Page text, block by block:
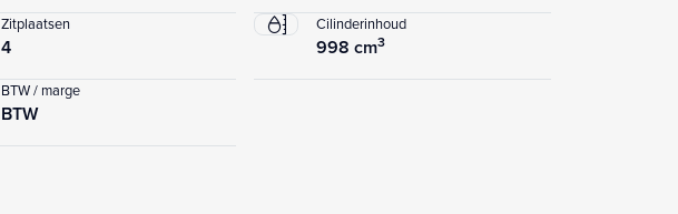
Zitplaatsen
4
Cilinderinhoud
998 cm3
BTW / marge
BTW